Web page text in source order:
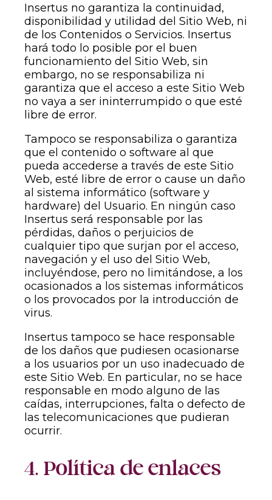
Insertus no garantiza la continuidad,
disponibilidad y utilidad del Sitio Web, ni
de los Contenidos o Servicios. Insertus
hará todo lo posible por el buen
funcionamiento del Sitio Web, sin
embargo, no se responsabiliza ni
garantiza que el acceso a este Sitio Web
no vaya a ser ininterrumpido o que esté
libre de error.
Tampoco se responsabiliza o garantiza
que el contenido o software al que
pueda accederse a través de este Sitio
Web, esté libre de error o cause un daño
al sistema informático (software y
hardware) del Usuario. En ningún caso
Insertus será responsable por las
pérdidas, daños o perjuicios de
cualquier tipo que surjan por el acceso,
navegación y el uso del Sitio Web,
incluyéndose, pero no limitándose, a los
ocasionados a los sistemas informáticos
o los provocados por la introducción de
virus.
Insertus tampoco se hace responsable
de los daños que pudiesen ocasionarse
a los usuarios por un uso inadecuado de
este Sitio Web. En particular, no se hace
responsable en modo alguno de las
caídas, interrupciones, falta o defecto de
las telecomunicaciones que pudieran
ocurrir.
4. Política de enlaces